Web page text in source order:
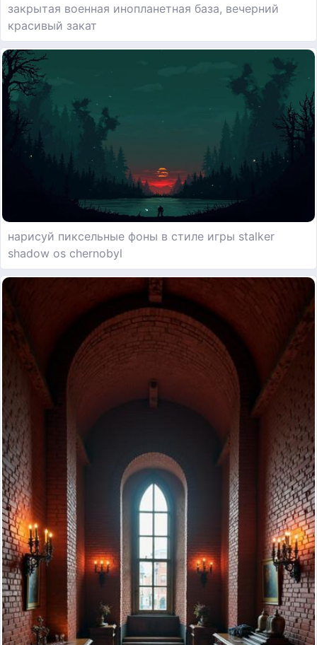
закрытая военная инопланетная база, вечерний
красивый закат
нарисуй пиксельные фоны в стиле игры stalker
shadow os chernobyl